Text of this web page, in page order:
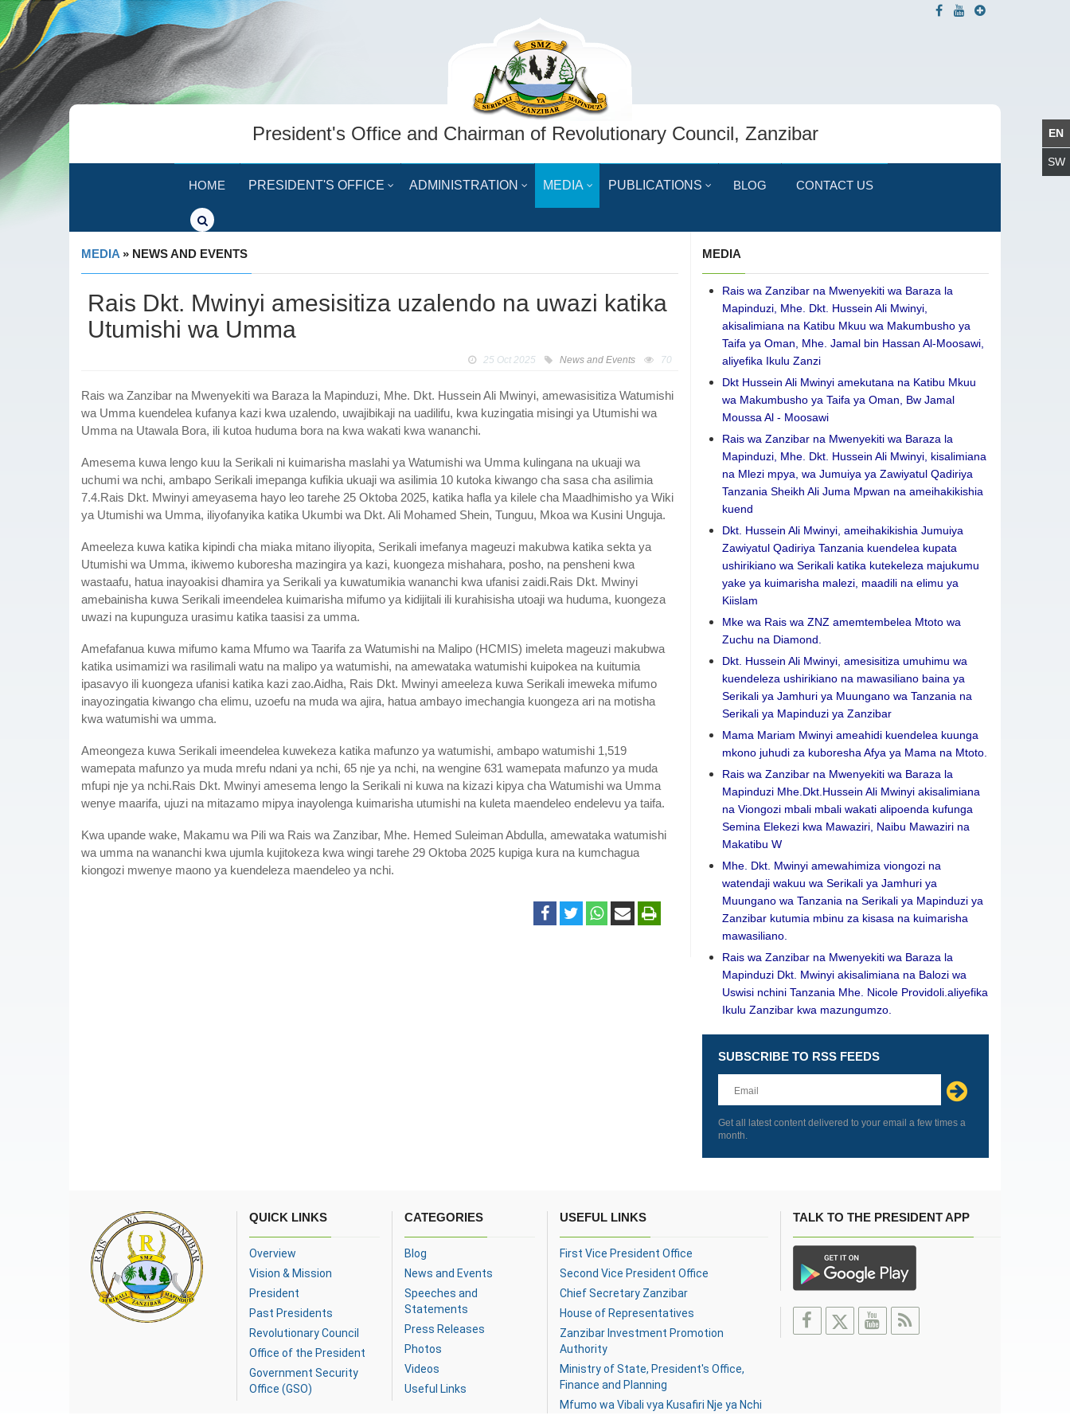
President's Office and Chairman of Revolutionary Council, Zanzibar
HOME PRESIDENT'S OFFICE ADMINISTRATION MEDIA PUBLICATIONS BLOG CONTACT US
MEDIA » NEWS AND EVENTS
Rais Dkt. Mwinyi amesisitiza uzalendo na uwazi katika
Utumishi wa Umma
25 Oct 2025 News and Events 70
Rais wa Zanzibar na Mwenyekiti wa Baraza la Mapinduzi, Mhe. Dkt. Hussein Ali Mwinyi, amewasisitiza Watumishi
wa Umma kuendelea kufanya kazi kwa uzalendo, uwajibikaji na uadilifu, kwa kuzingatia misingi ya Utumishi wa
Umma na Utawala Bora, ili kutoa huduma bora na kwa wakati kwa wananchi.
Amesema kuwa lengo kuu la Serikali ni kuimarisha maslahi ya Watumishi wa Umma kulingana na ukuaji wa
uchumi wa nchi, ambapo Serikali imepanga kufikia ukuaji wa asilimia 10 kutoka kiwango cha sasa cha asilimia
7.4.Rais Dkt. Mwinyi ameyasema hayo leo tarehe 25 Oktoba 2025, katika hafla ya kilele cha Maadhimisho ya Wiki
ya Utumishi wa Umma, iliyofanyika katika Ukumbi wa Dkt. Ali Mohamed Shein, Tunguu, Mkoa wa Kusini Unguja.
Ameeleza kuwa katika kipindi cha miaka mitano iliyopita, Serikali imefanya mageuzi makubwa katika sekta ya
Utumishi wa Umma, ikiwemo kuboresha mazingira ya kazi, kuongeza mishahara, posho, na pensheni kwa
wastaafu, hatua inayoakisi dhamira ya Serikali ya kuwatumikia wananchi kwa ufanisi zaidi.Rais Dkt. Mwinyi
amebainisha kuwa Serikali imeendelea kuimarisha mifumo ya kidijitali ili kurahisisha utoaji wa huduma, kuongeza
uwazi na kupunguza urasimu katika taasisi za umma.
Amefafanua kuwa mifumo kama Mfumo wa Taarifa za Watumishi na Malipo (HCMIS) imeleta mageuzi makubwa
katika usimamizi wa rasilimali watu na malipo ya watumishi, na amewataka watumishi kuipokea na kuitumia
ipasavyo ili kuongeza ufanisi katika kazi zao.Aidha, Rais Dkt. Mwinyi ameeleza kuwa Serikali imeweka mifumo
inayozingatia kiwango cha elimu, uzoefu na muda wa ajira, hatua ambayo imechangia kuongeza ari na motisha
kwa watumishi wa umma.
Ameongeza kuwa Serikali imeendelea kuwekeza katika mafunzo ya watumishi, ambapo watumishi 1,519
wamepata mafunzo ya muda mrefu ndani ya nchi, 65 nje ya nchi, na wengine 631 wamepata mafunzo ya muda
mfupi nje ya nchi.Rais Dkt. Mwinyi amesema lengo la Serikali ni kuwa na kizazi kipya cha Watumishi wa Umma
wenye maarifa, ujuzi na mitazamo mipya inayolenga kuimarisha utumishi na kuleta maendeleo endelevu ya taifa.
Kwa upande wake, Makamu wa Pili wa Rais wa Zanzibar, Mhe. Hemed Suleiman Abdulla, amewataka watumishi
wa umma na wananchi kwa ujumla kujitokeza kwa wingi tarehe 29 Oktoba 2025 kupiga kura na kumchagua
kiongozi mwenye maono ya kuendeleza maendeleo ya nchi.
MEDIA
Rais wa Zanzibar na Mwenyekiti wa Baraza la
Mapinduzi, Mhe. Dkt. Hussein Ali Mwinyi,
akisalimiana na Katibu Mkuu wa Makumbusho ya
Taifa ya Oman, Mhe. Jamal bin Hassan Al-Moosawi,
aliyefika Ikulu Zanzi
Dkt Hussein Ali Mwinyi amekutana na Katibu Mkuu
wa Makumbusho ya Taifa ya Oman, Bw Jamal
Moussa Al - Moosawi
Rais wa Zanzibar na Mwenyekiti wa Baraza la
Mapinduzi, Mhe. Dkt. Hussein Ali Mwinyi, kisalimiana
na Mlezi mpya, wa Jumuiya ya Zawiyatul Qadiriya
Tanzania Sheikh Ali Juma Mpwan na ameihakikishia
kuend
Dkt. Hussein Ali Mwinyi, ameihakikishia Jumuiya
Zawiyatul Qadiriya Tanzania kuendelea kupata
ushirikiano wa Serikali katika kutekeleza majukumu
yake ya kuimarisha malezi, maadili na elimu ya
Kiislam
Mke wa Rais wa ZNZ amemtembelea Mtoto wa
Zuchu na Diamond.
Dkt. Hussein Ali Mwinyi, amesisitiza umuhimu wa
kuendeleza ushirikiano na mawasiliano baina ya
Serikali ya Jamhuri ya Muungano wa Tanzania na
Serikali ya Mapinduzi ya Zanzibar
Mama Mariam Mwinyi ameahidi kuendelea kuunga
mkono juhudi za kuboresha Afya ya Mama na Mtoto.
Rais wa Zanzibar na Mwenyekiti wa Baraza la
Mapinduzi Mhe.Dkt.Hussein Ali Mwinyi akisalimiana
na Viongozi mbali mbali wakati alipoenda kufunga
Semina Elekezi kwa Mawaziri, Naibu Mawaziri na
Makatibu W
Mhe. Dkt. Mwinyi amewahimiza viongozi na
watendaji wakuu wa Serikali ya Jamhuri ya
Muungano wa Tanzania na Serikali ya Mapinduzi ya
Zanzibar kutumia mbinu za kisasa na kuimarisha
mawasiliano.
Rais wa Zanzibar na Mwenyekiti wa Baraza la
Mapinduzi Dkt. Mwinyi akisalimiana na Balozi wa
Uswisi nchini Tanzania Mhe. Nicole Providoli.aliyefika
Ikulu Zanzibar kwa mazungumzo.
Leave
this
field
blank
SUBSCRIBE TO RSS FEEDS
Get all latest content delivered to your email a few times a
month.
QUICK LINKS
Overview
Vision & Mission
President
Past Presidents
Revolutionary Council
Office of the President
Government Security
Office (GSO)
CATEGORIES
Blog
News and Events
Speeches and
Statements
Press Releases
Photos
Videos
Useful Links
USEFUL LINKS
First Vice President Office
Second Vice President Office
Chief Secretary Zanzibar
House of Representatives
Zanzibar Investment Promotion
Authority
Ministry of State, President's Office,
Finance and Planning
Mfumo wa Vibali vya Kusafiri Nje ya Nchi
TALK TO THE PRESIDENT APP